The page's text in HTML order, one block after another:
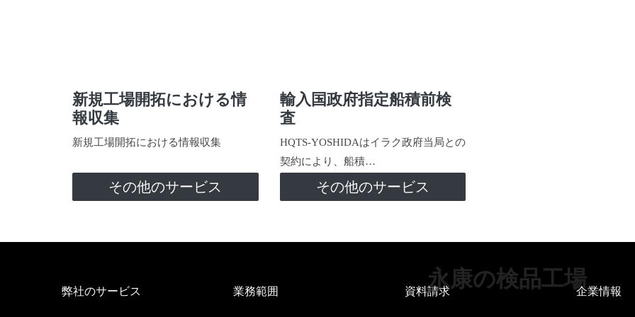
新規工場開拓における情
報収集
新規工場開拓における情報収集
その他のサービス
輸入国政府指定船積前検
査
HQTS-YOSHIDAはイラク政府当局との
契約により、船積…
その他のサービス
永康の検品工場
弊社のサービス 業務範囲 資料請求 企業情報